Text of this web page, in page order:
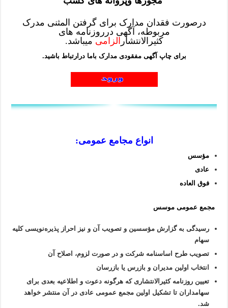
درصورت فقدان مدارک برای گرفتن المثنی مدرک
مربوطه، آگهی درروزنامه های
کثیرالانتشار الزامی میباشد.
برای چاپ آگهی مفقودی مدارک باما درارتباط باشید.
انواع مجامع عمومی:
مؤسس
عادی
فوق العاده
مجمع عمومی موسس
رسیدگی به گزارش مؤسسین و تصویب آن و نیز احراز پذیره‌نویسی کلیه
سهام
تصویب طرح اساسنامه شرکت و در صورت لزوم، اصلاح آن
انتخاب اولین مدیران و بازرس یا بازرسان
تعیین روزنامه کثیرالانتشاری که هرگونه دعوت و اطلاعیه بعدی برای
سهامداران تا تشکیل اولین مجمع عمومی عادی در آن منتشر خواهد
شد.